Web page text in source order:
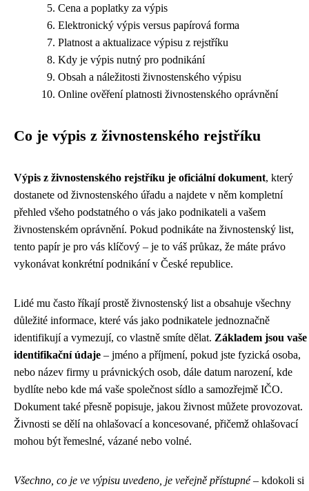
Cena a poplatky za výpis
Elektronický výpis versus papírová forma
Platnost a aktualizace výpisu z rejstříku
Kdy je výpis nutný pro podnikání
Obsah a náležitosti živnostenského výpisu
Online ověření platnosti živnostenského oprávnění
Co je výpis z živnostenského rejstříku
Výpis z živnostenského rejstříku je oficiální dokument, který
dostanete od živnostenského úřadu a najdete v něm kompletní
přehled všeho podstatného o vás jako podnikateli a vašem
živnostenském oprávnění. Pokud podnikáte na živnostenský list,
tento papír je pro vás klíčový – je to váš průkaz, že máte právo
vykonávat konkrétní podnikání v České republice.
Lidé mu často říkají prostě živnostenský list a obsahuje všechny
důležité informace, které vás jako podnikatele jednoznačně
identifikují a vymezují, co vlastně smíte dělat. Základem jsou vaše
identifikační údaje – jméno a příjmení, pokud jste fyzická osoba,
nebo název firmy u právnických osob, dále datum narození, kde
bydlíte nebo kde má vaše společnost sídlo a samozřejmě IČO.
Dokument také přesně popisuje, jakou živnost můžete provozovat.
Živnosti se dělí na ohlašovací a koncesované, přičemž ohlašovací
mohou být řemeslné, vázané nebo volné.
Všechno, co je ve výpisu uvedeno, je veřejně přístupné– kdokoli si